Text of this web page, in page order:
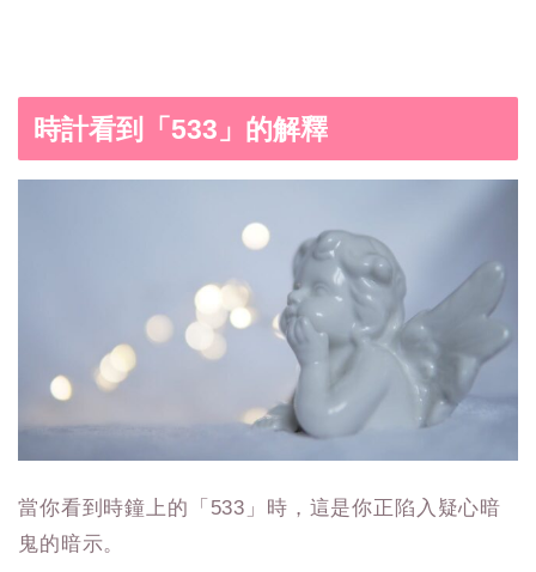
時計看到「533」的解釋
當你看到時鐘上的「533」時，這是你正陷入疑心暗
鬼的暗示。